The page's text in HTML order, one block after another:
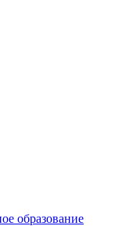
образование